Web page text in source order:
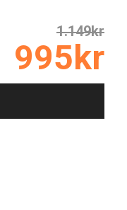
1.149kr
995kr